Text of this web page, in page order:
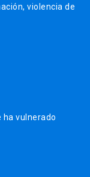
violencia de
ha vulnerado